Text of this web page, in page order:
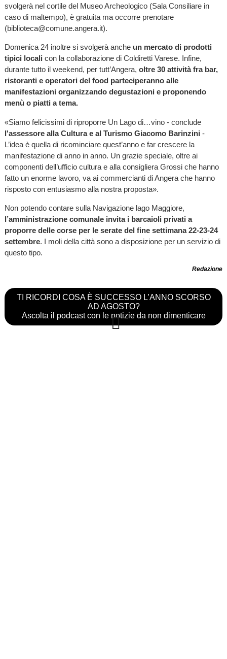
svolgerà nel cortile del Museo Archeologico (Sala Consiliare in
caso di maltempo), è gratuita ma occorre prenotare
(biblioteca@comune.angera.it).
Domenica 24 inoltre si svolgerà anche un mercato di prodotti
tipici locali con la collaborazione di Coldiretti Varese. Infine,
durante tutto il weekend, per tutt’Angera, oltre 30 attività fra bar,
ristoranti e operatori del food parteciperanno alle
manifestazioni organizzando degustazioni e proponendo
menù o piatti a tema.
«Siamo felicissimi di riproporre Un Lago di…vino - conclude
l'assessore alla Cultura e al Turismo Giacomo Barinzini -
L’idea è quella di ricominciare quest’anno e far crescere la
manifestazione di anno in anno. Un grazie speciale, oltre ai
componenti dell’ufficio cultura e alla consigliera Grossi che hanno
fatto un enorme lavoro, va ai commercianti di Angera che hanno
risposto con entusiasmo alla nostra proposta».
Non potendo contare sulla Navigazione lago Maggiore,
l’amministrazione comunale invita i barcaioli privati a
proporre delle corse per le serate del fine settimana 22-23-24
settembre. I moli della città sono a disposizione per un servizio di
questo tipo.
Redazione
TI RICORDI COSA È SUCCESSO L’ANNO SCORSO
AD AGOSTO?
Ascolta il podcast con le notizie da non dimenticare